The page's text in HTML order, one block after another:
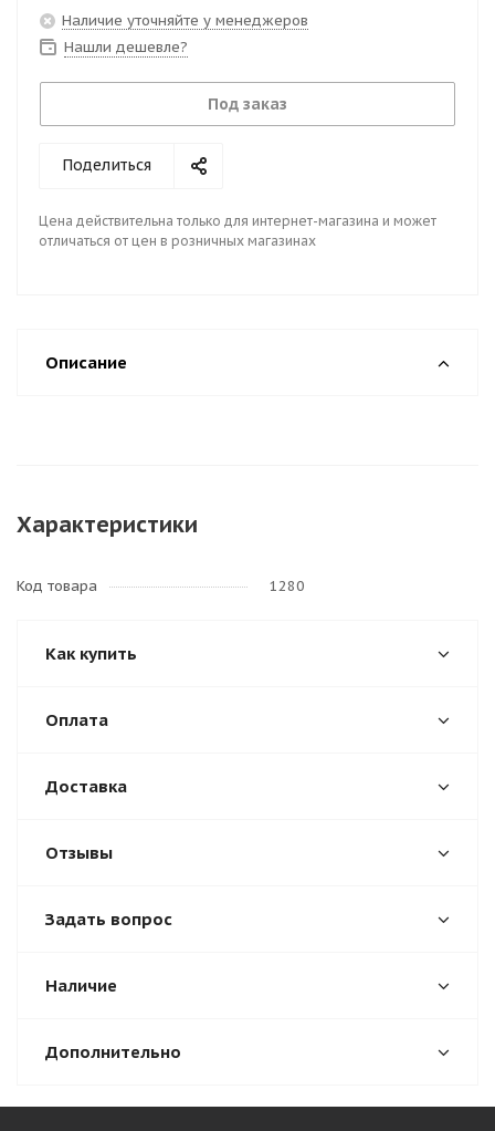
Наличие уточняйте у менеджеров
Нашли дешевле?
Под заказ
Поделиться
Цена действительна только для интернет-магазина и может
отличаться от цен в розничных магазинах
Описание
Характеристики
Код товара 1280
Как купить
Оплата
Доставка
Отзывы
Задать вопрос
Наличие
Дополнительно